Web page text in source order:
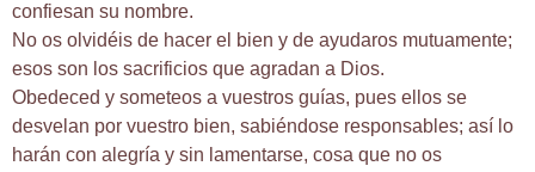
confiesan su nombre.
No os olvidéis de hacer el bien y de ayudaros mutuamente;
esos son los sacrificios que agradan a Dios.
Obedeced y someteos a vuestros guías, pues ellos se
desvelan por vuestro bien, sabiéndose responsables; así lo
harán con alegría y sin lamentarse, cosa que no os